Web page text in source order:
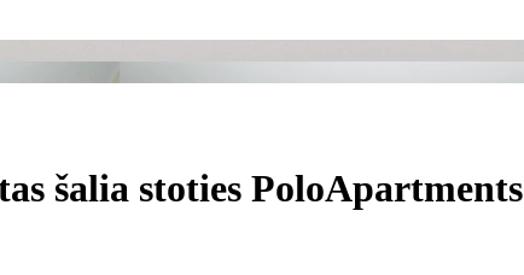
šalia stoties PoloApartments